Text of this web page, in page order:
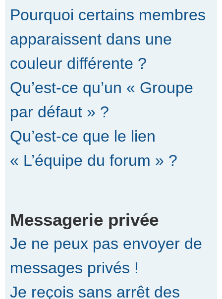
Pourquoi certains membres
apparaissent dans une
couleur différente ?
Qu’est-ce qu’un « Groupe
par défaut » ?
Qu’est-ce que le lien
« L’équipe du forum » ?
Messagerie privée
Je ne peux pas envoyer de
messages privés !
Je reçois sans arrêt des